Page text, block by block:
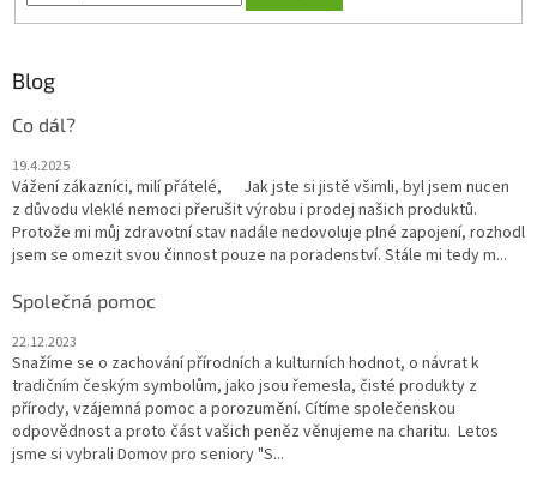
Blog
Co dál?
19.4.2025
Vážení zákazníci, milí přátelé, Jak jste si jistě všimli, byl jsem nucen
z důvodu vleklé nemoci přerušit výrobu i prodej našich produktů.
Protože mi můj zdravotní stav nadále nedovoluje plné zapojení, rozhodl
jsem se omezit svou činnost pouze na poradenství. Stále mi tedy m...
Společná pomoc
22.12.2023
Snažíme se o zachování přírodních a kulturních hodnot, o návrat k
tradičním českým symbolům, jako jsou řemesla, čisté produkty z
přírody, vzájemná pomoc a porozumění. Cítíme společenskou
odpovědnost a proto část vašich peněz věnujeme na charitu. Letos
jsme si vybrali Domov pro seniory "S...